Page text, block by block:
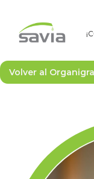
Volver al